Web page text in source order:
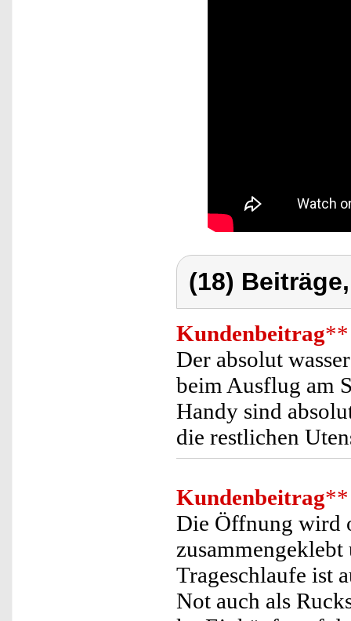
(18)
Kundenbeitrag**
Der absolut
beim Ausflug am
Handy sind
die restlichen
Kundenbeitrag**
Die Öffnung wird
Trageschlaufe ist
Not auch als